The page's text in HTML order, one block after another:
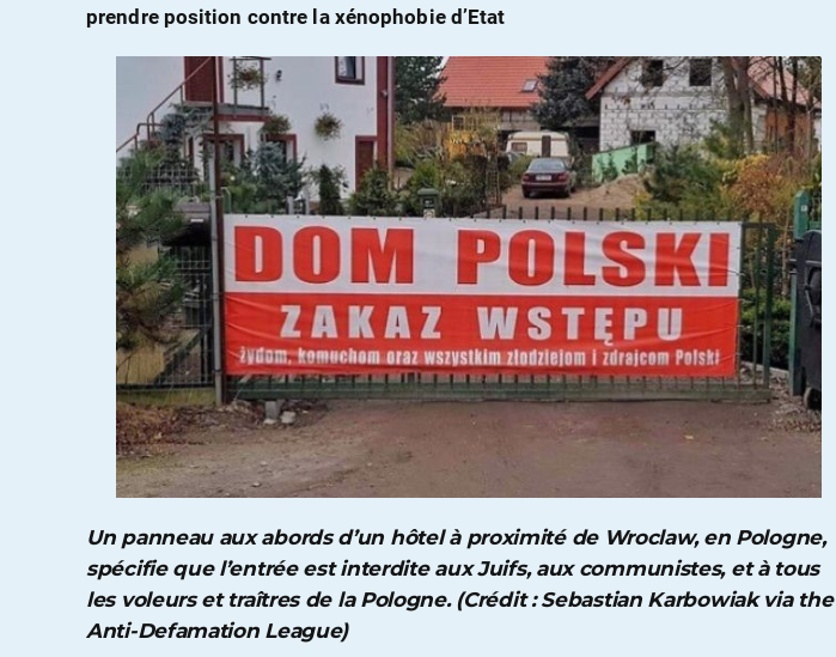
prendre position contre la xénophobie d’Etat
Un panneau aux abords d’un hôtel à proximité de Wroclaw, en Pologne,
spécifie que l’entrée est interdite aux Juifs, aux communistes, et à tous
les voleurs et traîtres de la Pologne. (Crédit : Sebastian Karbowiak via the
Anti-Defamation League)